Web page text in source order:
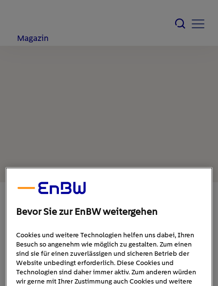
Magazin
1. Februar 2022 1min
peugeot-e-legend
Bevor Sie zur EnBW weitergehen
Cookies und weitere Technologien helfen uns dabei, Ihren
Besuch so angenehm wie möglich zu gestalten. Zum einen
sind sie für einen zuverlässigen und sicheren Betrieb der
Website unbedingt erforderlich. Diese Cookies und
Technologien sind daher immer aktiv. Zum anderen würden
wir gerne mit Ihrer Zustimmung auch Cookies und weitere